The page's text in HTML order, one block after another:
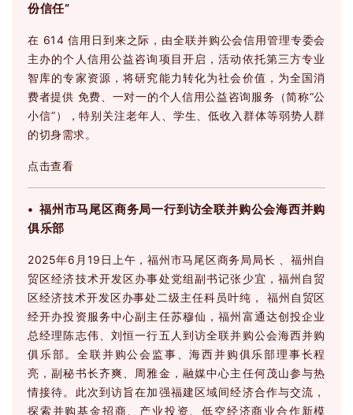
份信任”
在 614 信用日到来之际， 由全联并购公会信用管理专委会
主办的个人信用公益咨询项目开启，活动依托第三方专业
智库的专家资源，将研究能力转化为社会价值，为全国消
费者提供 免费、一对一的个人信用公益咨询服务（简称“公
小信”），特别关注老年人、学生、低收入群体等弱势人群
的切身需求。
点击查看
• 福州市马尾区商务局一行到访全联并购公会海西并购
俱乐部
2025年6月19日上午，福州市马尾区商务局局长 、福州自
贸区经济技术开发区办事处党组副书记张少宜，福州自贸
区经济技术开发区办事处二级主任科员叶纯， 福州自贸区
经开办投资服务中心副主任苏穆仙，福州富通达创投企业
总经理陈志伟、刘恒一行五人到访全联并购公会海西并购
俱乐部。全联并购公会监事、海西并购俱乐部理事长程
亮，副秘书长齐爽、周雅金，融媒中心主任何茂山参与热
情接待。此次到访旨在加强福建区域间经济合作与交流，
探索并购基金招商、产业投资、低空经济商业合作新模